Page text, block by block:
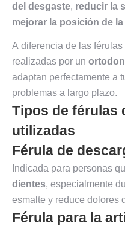
del desgaste, reducir la
mejorar la posición de
A diferencia de las
realizadas por un
adaptan perfectamente a
problemas a largo plazo.
Tipos de férulas
utilizadas
Férula de
Indicada para personas
dientes, especialmente
esmalte y reduce dolores
Férula para la